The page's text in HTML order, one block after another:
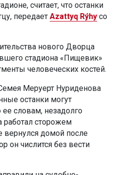
считает, что останки
передает Azattyq Rýhy со
нового Дворца
стадиона «Пищевик»
человеческих костей.
Меруерт Нуриденова
останки могут
словам, незадолго
работал сторожем
вернулся домой после
он числится без вести